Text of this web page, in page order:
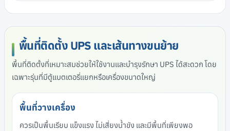
พื้นที่ติดตั้ง UPS และเส้นทางขนย้าย
พื้นที่ติดตั้งที่เหมาะสมช่วยให้ใช้งานและบำรุงรักษา UPS ได้สะดวก โดย
เฉพาะรุ่นที่มีตู้แบตเตอรี่แยกหรือเครื่องขนาดใหญ่
พื้นที่วางเครื่อง
ควรเป็นพื้นเรียบ แข็งแรง ไม่เสี่ยงน้ำขัง และมีพื้นที่เพียงพอ